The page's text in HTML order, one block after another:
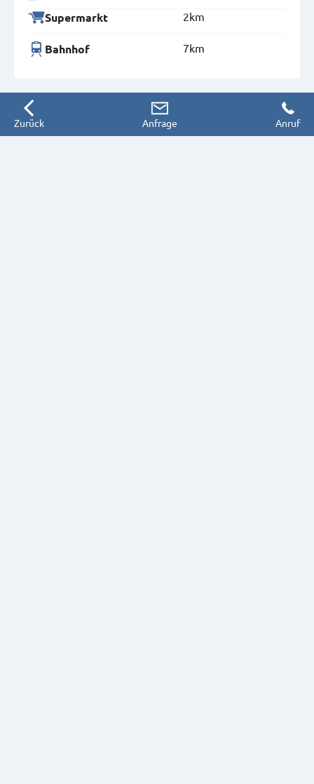
Supermarkt 2km
Bahnhof 7km
Zurück Anfrage Anruf